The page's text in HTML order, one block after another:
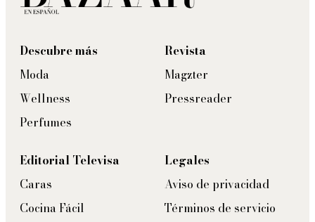
Descubre más
Moda
Wellness
Perfumes
Revista
Magzter
Pressreader
Editorial Televisa
Caras
Cocina Fácil
Legales
Aviso de privacidad
Términos de servicio